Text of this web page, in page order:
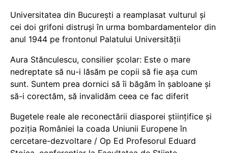
Universitatea din București a reamplasat vulturul și
cei doi grifoni distruși în urma bombardamentelor din
anul 1944 pe frontonul Palatului Universității
Aura Stănculescu, consilier școlar: Este o mare
nedreptate să nu-i lăsăm pe copii să fie așa cum
sunt. Suntem prea dornici să îi băgăm în șabloane și
să-i corectăm, să invalidăm ceea ce fac diferit
Bugetele reale ale reconectării diasporei științifice și
poziția României la coada Uniunii Europene în
cercetare-dezvoltare / Op Ed Profesorul Eduard